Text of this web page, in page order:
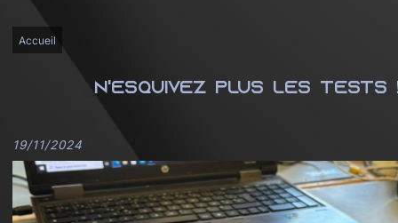
Accueil
N'esquivez plus les tests
19/11/2024